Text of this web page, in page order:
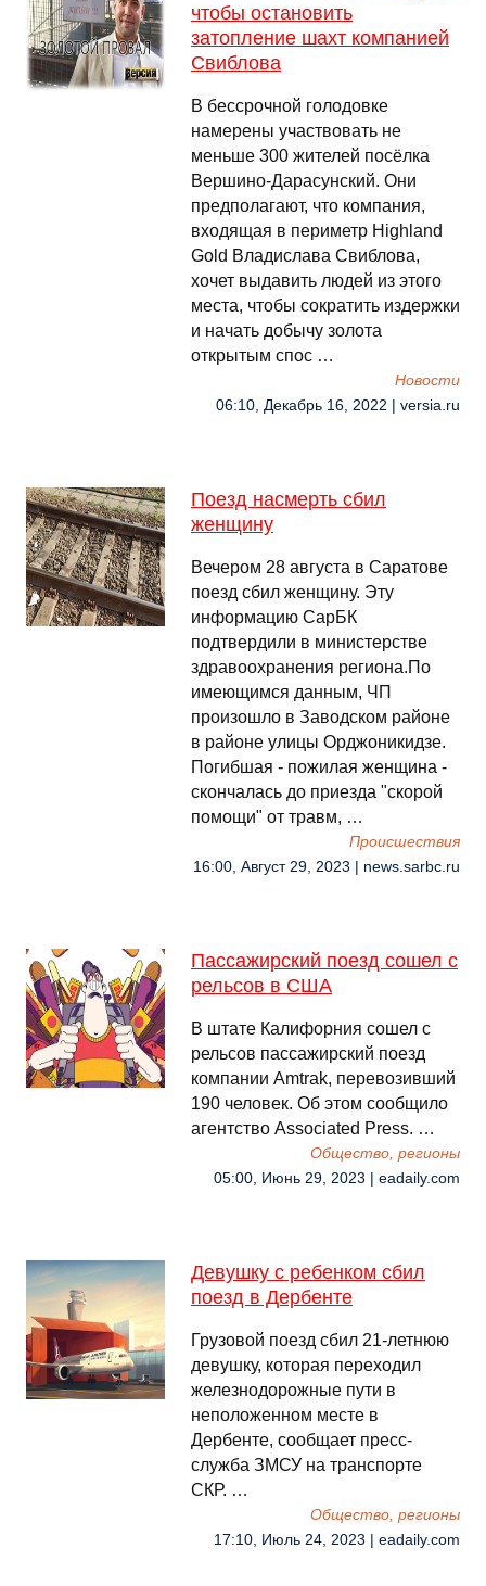
чтобы остановить
затопление шахт компанией
Свиблова
В бессрочной голодовке
намерены участвовать не
меньше 300 жителей посёлка
Вершино-Дарасунский. Они
предполагают, что компания,
входящая в периметр Highland
Gold Владислава Свиблова,
хочет выдавить людей из этого
места, чтобы сократить издержки
и начать добычу золота
открытым спос …
Новости
06:10, Декабрь 16, 2022 | versia.ru
Поезд насмерть сбил
женщину
Вечером 28 августа в Саратове
поезд сбил женщину. Эту
информацию СарБК
подтвердили в министерстве
здравоохранения региона.По
имеющимся данным, ЧП
произошло в Заводском районе
в районе улицы Орджоникидзе.
Погибшая - пожилая женщина -
скончалась до приезда "скорой
помощи" от травм, …
Происшествия
16:00, Август 29, 2023 | news.sarbc.ru
Пассажирский поезд сошел с
рельсов в США
В штате Калифорния сошел с
рельсов пассажирский поезд
компании Amtrak, перевозивший
190 человек. Об этом сообщило
агентство Associated Press. …
Общество, регионы
05:00, Июнь 29, 2023 | eadaily.com
Девушку с ребенком сбил
поезд в Дербенте
Грузовой поезд сбил 21-летнюю
девушку, которая переходил
железнодорожные пути в
неположенном месте в
Дербенте, сообщает пресс-
служба ЗМСУ на транспорте
СКР. …
Общество, регионы
17:10, Июль 24, 2023 | eadaily.com